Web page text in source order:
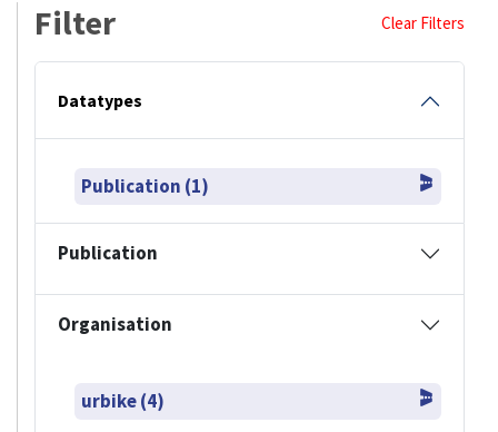
Filter Clear Filters
Datatypes
Publication (1)
Publication
Organisation
urbike (4)